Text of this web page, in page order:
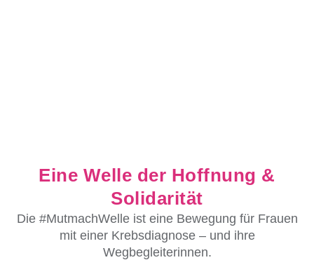
Eine Welle der Hoffnung &
Solidarität
Die #MutmachWelle ist eine Bewegung für Frauen
mit einer Krebsdiagnose– und ihre
Wegbegleiterinnen.